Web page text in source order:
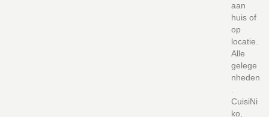
aan
huis of
op
locatie.
Alle
gelege
nheden
CuisiNi
ko,